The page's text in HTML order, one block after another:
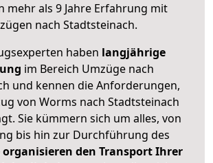
mehr als 9 Jahre Erfahrung mit
nach Stadtsteinach.
haben langjährige
im Bereich Umzüge nach
und kennen die Anforderungen,
von Worms nach Stadtsteinach
Sie kümmern sich um alles, von
bis hin zur Durchführung des
organisieren den Transport Ihrer